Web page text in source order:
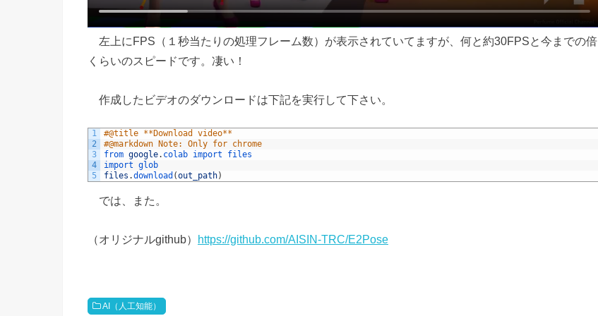
左上にFPS（１秒当たりの処理フレーム数）が表示されていてますが、何と約30FPSと今までの倍
くらいのスピードです。凄い！
作成したビデオのダウンロードは下記を実行して下さい。
1
2
3
4
5
#@title **Download video**
#@markdown Note: Only for chrome
from google. colab import files
import glob
files .download (out_path)
では、また。
（オリジナルgithub） https://github.com/AISIN-TRC/E2Pose
AI（人工知能）